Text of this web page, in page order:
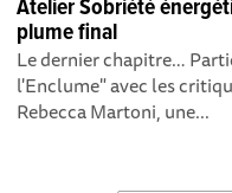
Atelier Sobriété
plume final
Le dernier chapitre…
l'Enclume" avec les
Rebecca Martoni, une...